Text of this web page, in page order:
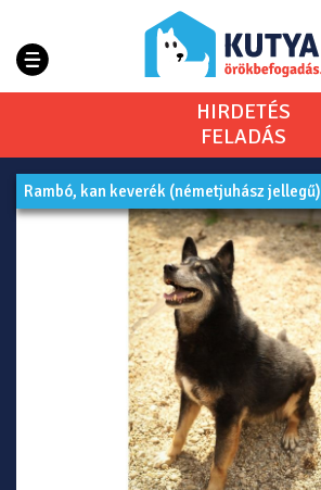
HIRDETÉS
FELADÁS
Rambó, kan keverék (németjuhász jellegű)